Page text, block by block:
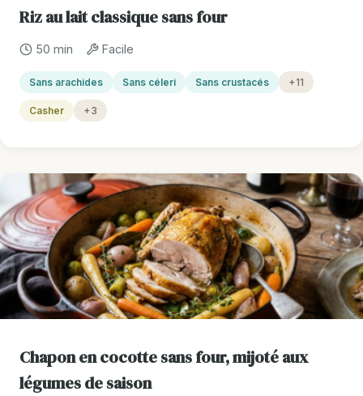
Riz au lait classique sans four
50 min Facile
Sans arachides Sans céleri Sans crustacés +11
Casher +3
Chapon en cocotte sans four, mijoté aux
légumes de saison